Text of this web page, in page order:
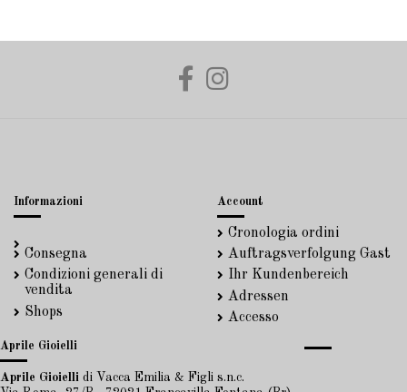
Informazioni
Consegna
Condizioni generali di
vendita
Shops
Account
Cronologia ordini
Auftragsverfolgung Gast
Ihr Kundenbereich
Adressen
Accesso
Aprile Gioielli
Aprile Gioielli di Vacca Emilia & Figli s.n.c.